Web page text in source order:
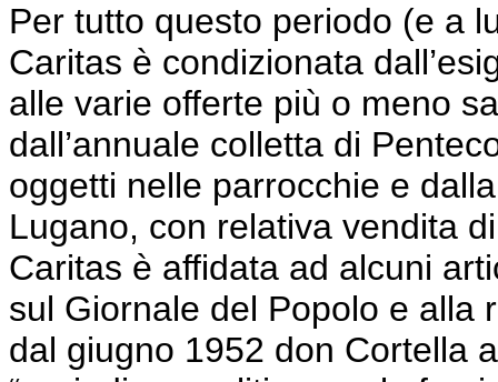
Per tutto questo periodo (e a
Caritas è condizionata
alle varie offerte più o meno
dall’annuale colletta di
oggetti nelle parrocchie e
Lugano, con relativa vendita
Caritas è affidata ad alcuni
sul Giornale del Popolo e alla
dal giugno 1952 don Cortella